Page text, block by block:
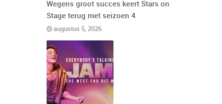
Wegens groot succes keert Stars on
Stage terug met seizoen 4
augustus 5, 2026